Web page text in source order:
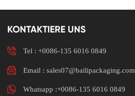
KONTAKTIERE UNS
Tel : +0086-135 6016 0849
Email : sales07@bailipackaging.com
Whatsapp :+0086-135 6016 0849